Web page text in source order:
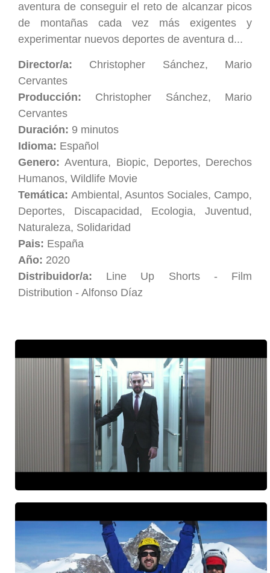
aventura de conseguir el reto de alcanzar picos
de montañas cada vez más exigentes y
experimentar nuevos deportes de aventura d...
Director/a: Christopher Sánchez, Mario
Cervantes
Producción: Christopher Sánchez, Mario
Cervantes
Duración: 9 minutos
Idioma: Español
Genero:Aventura, Biopic, Deportes, Derechos
Humanos, Wildlife Movie
Temática: Ambiental, Asuntos Sociales, Campo,
Deportes, Discapacidad, Ecologia, Juventud,
Naturaleza, Solidaridad
Pais: España
Año: 2020
Distribuidor/a: Line Up Shorts - Film
Distribution - Alfonso Díaz